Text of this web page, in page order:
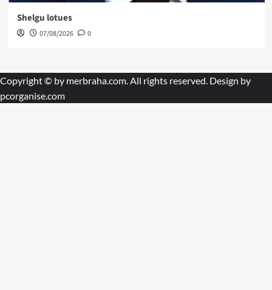
Shelgu lotues
07/08/2026 0
Copyright © by merbraha.com . All rights reserved. Design by
pcorganise.com